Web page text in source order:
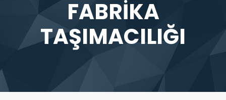
FABRİKA
TAŞIMACILIĞI